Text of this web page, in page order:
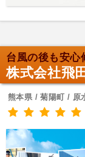
台風の後も安心
株式会社飛
熊本県 / 菊陽町 / 原